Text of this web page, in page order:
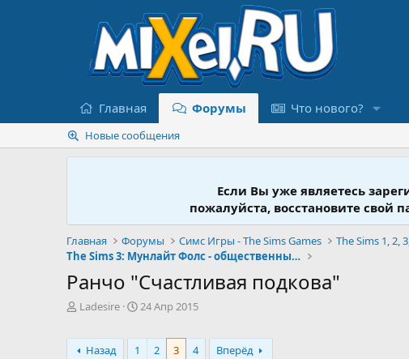
Главная Форумы Что нового?
Новые сообщения
Если Вы уже являетесь
пожалуйста, восстановите свой
Главная Форумы Симс Игры - The Sims Games The Sims 1, 2,
The Sims 3: Мунлайт Фолс - общественные участки
Ранчо "Счастливая подкова"
А
о
Ladesire
Д
24 Апр 2015
Назад 1 2 3 4 Вперёд